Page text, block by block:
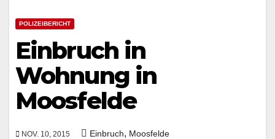
POLIZEIBERICHT
Einbruch in
Wohnung in
Moosfelde
NOV. 10, 2015 Einbruch, Moosfelde